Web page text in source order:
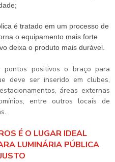
o equipamento mais forte
deixa o produto mais durável.
positivos o braço para
deve ser inserido em clubes,
áreas externas
entre outros locais de
É O LUGAR IDEAL
LUMINÁRIA PÚBLICA